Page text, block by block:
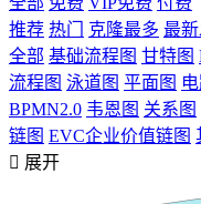
推荐 热门 克隆最多 最
全部 基础流程图 甘特图
流程图 泳道图 平面图
BPMN2.0 韦恩图 关系图
链图 EVC企业价值链图
 展开